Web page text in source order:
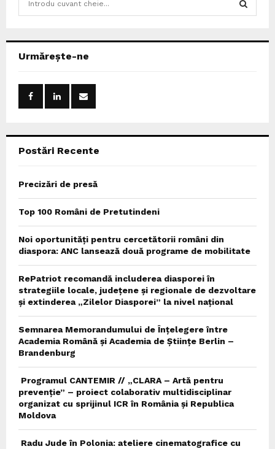
h
Urmărește-ne
Postări Recente
Precizări de presă
Top 100 Români de Pretutindeni
Noi oportunități pentru cercetătorii români din
diaspora: ANC lansează două programe de mobilitate
RePatriot recomandă includerea diasporei în
strategiile locale, județene și regionale de dezvoltare
și extinderea „Zilelor Diasporei” la nivel național
Semnarea Memorandumului de Înțelegere între
Academia Română și Academia de Științe Berlin –
Brandenburg
Programul CANTEMIR // „CLARA – Artă pentru
prevenție” – proiect colaborativ multidisciplinar
organizat cu sprijinul ICR în România și Republica
Moldova
Radu Jude în Polonia: ateliere cinematografice cu